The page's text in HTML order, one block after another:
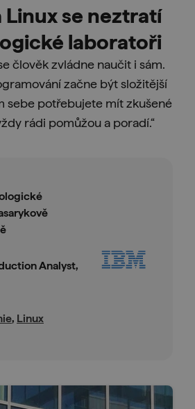
Linux se neztratí
laboratoři
člověk zvládne naučit i sám.
začne být složitější
sebe potřebujete mít zkušené
rádi pomůžou a poradí.“
Analyst,
, Linux